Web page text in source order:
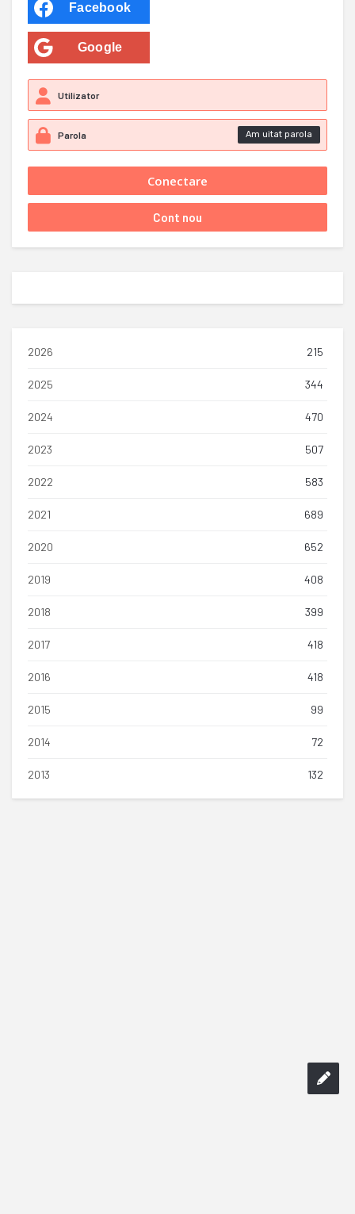
Facebook
Google
Am uitat parola
2026 215
2025 344
2024 470
2023 507
2022 583
2021 689
2020 652
2019 408
2018 399
2017 418
2016 418
2015 99
2014 72
2013 132